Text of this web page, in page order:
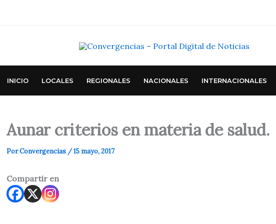
INICIO LOCALES REGIONALES NACIONALES INTERNACIONALES
Aunar criterios en materia de salud.
PorConvergencias /15 mayo, 2017
Compartir en